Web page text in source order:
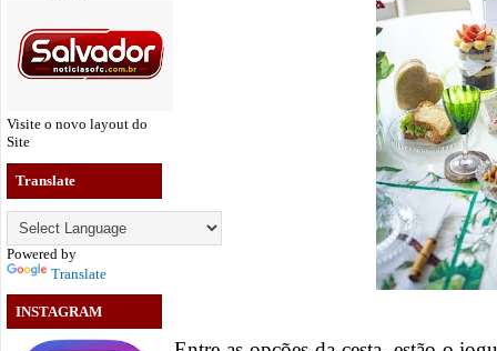
Visite o novo layout do
Site
Translate
Powered by
Translate
INSTAGRAM